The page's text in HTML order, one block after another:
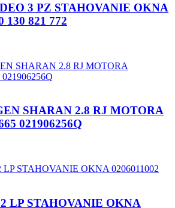
3 PZ STAHOVANIE OKNA
130 821 772
SHARAN 2.8 RJ MOTORA
021906256Q
LP STAHOVANIE OKNA